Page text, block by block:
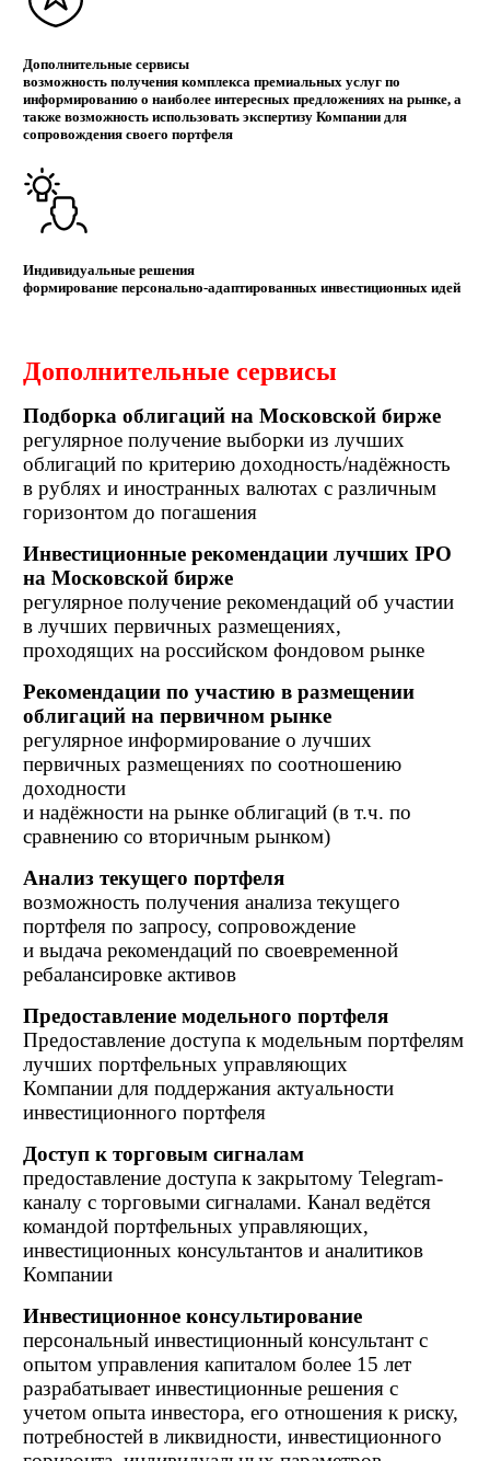
Дополнительные сервисы
возможность получения комплекса премиальных услуг по
информированию о наиболее интересных предложениях на рынке, а
также возможность использовать экспертизу Компании для
сопровождения своего портфеля
Индивидуальные решения
формирование персонально-адаптированных инвестиционных идей
Дополнительные сервисы
Подборка облигаций на Московской бирже
регулярное получение выборки из лучших
облигаций по критерию доходность/надёжность
в рублях и иностранных валютах с различным
горизонтом до погашения
Инвестиционные рекомендации лучших IPO
на Московской бирже
регулярное получение рекомендаций об участии
в лучших первичных размещениях,
проходящих на российском фондовом рынке
Рекомендации по участию в размещении
облигаций на первичном рынке
регулярное информирование о лучших
первичных размещениях по соотношению
доходности
и надёжности на рынке облигаций (в т.ч. по
сравнению со вторичным рынком)
Анализ текущего портфеля
возможность получения анализа текущего
портфеля по запросу, сопровождение
и выдача рекомендаций по своевременной
ребалансировке активов
Предоставление модельного портфеля
Предоставление доступа к модельным портфелям
лучших портфельных управляющих
Компании для поддержания актуальности
инвестиционного портфеля
Доступ к торговым сигналам
предоставление доступа к закрытому Telegram-
каналу с торговыми сигналами. Канал ведётся
командой портфельных управляющих,
инвестиционных консультантов и аналитиков
Компании
Инвестиционное консультирование
персональный инвестиционный консультант с
опытом управления капиталом более 15 лет
разрабатывает инвестиционные решения с
учетом опыта инвестора, его отношения к риску,
потребностей в ликвидности, инвестиционного